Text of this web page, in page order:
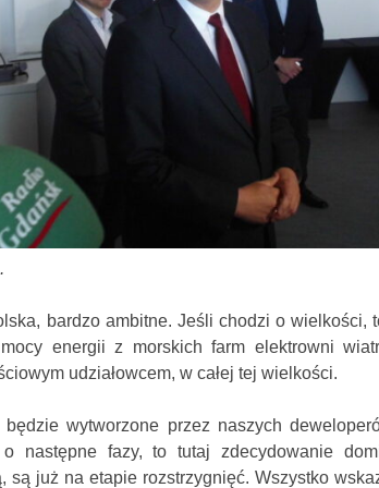
bardzo ambitne. Jeśli chodzi o wielkości,
energii z morskich farm elektrowni
udziałowcem, w całej tej wielkości.
wytworzone przez naszych
następne fazy, to tutaj zdecydowanie
są już na etapie rozstrzygnięć. Wszystko